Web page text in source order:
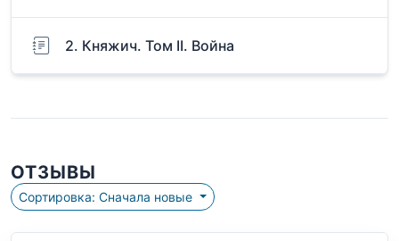
2. Княжич. Том II. Война
ОТЗЫВЫ
Сортировка: Сначала новые